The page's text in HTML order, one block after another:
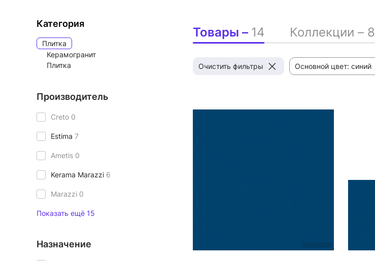
Категория
Плитка
Керамогранит
Плитка
Производитель
Creto 0
Estima 7
Ametis 0
Kerama Marazzi 6
Marazzi 0
Показать ещё 15
Назначение
Товары – 14 Коллекции – 8
Очистить фильтры Основной цвет: синий